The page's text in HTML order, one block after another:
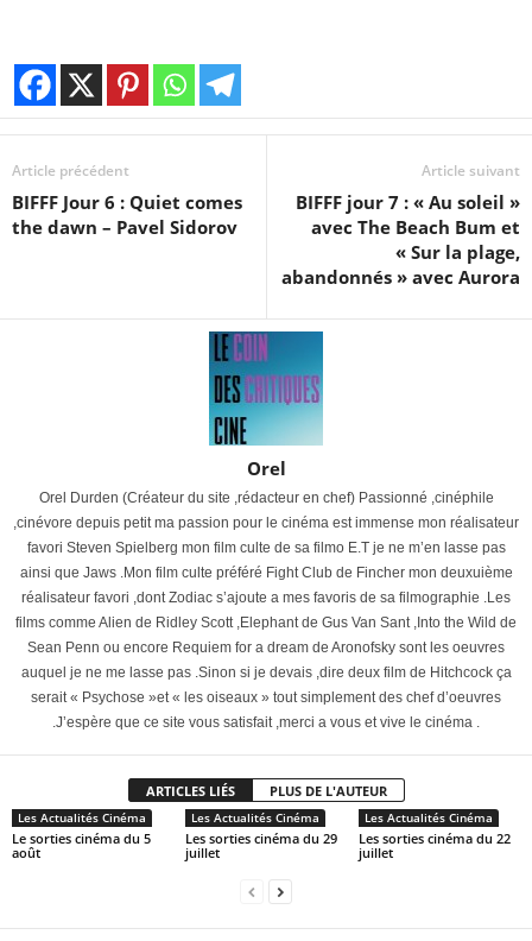
Article précédent
BIFFF Jour 6 : Quiet comes
the dawn – Pavel Sidorov
Article suivant
BIFFF jour 7 : « Au soleil »
avec The Beach Bum et
« Sur la plage,
abandonnés » avec Aurora
Orel
Orel Durden (Créateur du site ,rédacteur en chef) Passionné ,cinéphile
,cinévore depuis petit ma passion pour le cinéma est immense mon réalisateur
favori Steven Spielberg mon film culte de sa filmo E.T je ne m’en lasse pas
ainsi que Jaws .Mon film culte préféré Fight Club de Fincher mon deuxuième
réalisateur favori ,dont Zodiac s’ajoute a mes favoris de sa filmographie .Les
films comme Alien de Ridley Scott ,Elephant de Gus Van Sant ,Into the Wild de
Sean Penn ou encore Requiem for a dream de Aronofsky sont les oeuvres
auquel je ne me lasse pas .Sinon si je devais ,dire deux film de Hitchcock ça
serait « Psychose »et « les oiseaux » tout simplement des chef d’oeuvres
.J’espère que ce site vous satisfait ,merci a vous et vive le cinéma .
ARTICLES LIÉS PLUS DE L'AUTEUR
Les Actualités Cinéma
Le sorties cinéma du 5
août
Les Actualités Cinéma
Les sorties cinéma du 29
juillet
Les Actualités Cinéma
Les sorties cinéma du 22
juillet